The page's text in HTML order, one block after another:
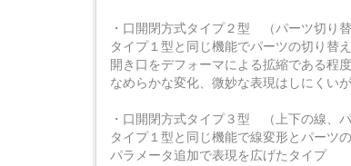
・口開閉方式タイプ２型 （パーツ切り替
タイプ１型と同じ機能でパーツの切り替
開き口をデフォーマによる拡縮である程
なめらかな変化、微妙な表現はしにくい
・口開閉方式タイプ３型 （上下の線、
タイプ１型と同じ機能で線変形とパーツ
パラメータ追加で表現を広げたタイプ